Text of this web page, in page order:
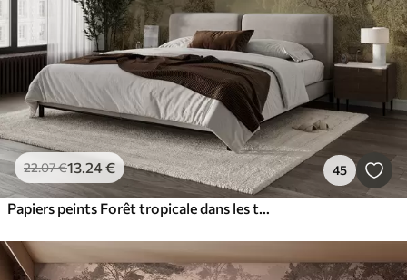
22.07€13.24€ 45
Papiers peints Forêt tropicale dans les tons marron